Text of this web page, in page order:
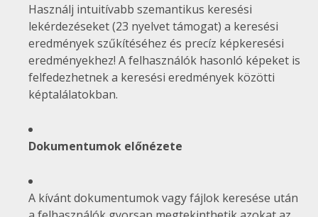
Használj intuitívabb szemantikus keresési
lekérdezéseket (23 nyelvet támogat) a keresési
eredmények szűkítéséhez és precíz képkeresési
eredményekhez! A felhasználók hasonló képeket is
felfedezhetnek a keresési eredmények közötti
képtalálatokban.
Dokumentumok előnézete
A kívánt dokumentumok vagy fájlok keresése után